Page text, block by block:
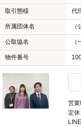
取引態様 代
所属団体名
公取協名
物件番号
営
定